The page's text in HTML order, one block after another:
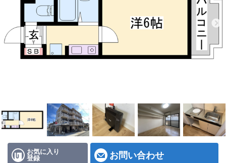
☆ネット無料☆
路線·駅から探す
地域から探す
スタッフ紹介
店舗情報·アクセス
会社概要お気に入り
登録 お問い合わせ